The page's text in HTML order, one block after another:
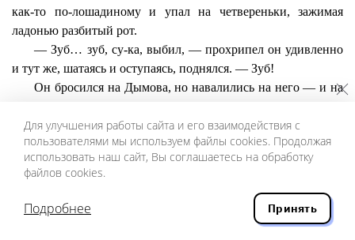
как-то по-лошадиному и упал на четвереньки, зажимая
ладонью разбитый рот.
— Зуб… зуб, су-ка, выбил, — прохрипел он удивленно
и тут же, шатаясь и оступаясь, поднялся. — Зуб!
Он бросился на Дымова, но навалились на него — и на
всех сторон руками, потянули вниз, заголосили, взывая к
здравомыслию.
Дымова тоже повалили, вжали в песок, кто-то надавил
коленом на плечо — и Дымов из-за колена видел, как Игнат
барахтается в нескольких метрах от него, извивается,
пытаясь сбросить с себя остальных, и кричит на весь пляж,
Для улучшения работы сайта и его взаимодействия с
пользователями мы используем файлы cookies. Продолжая
использовать наш сайт, Вы соглашаетесь на обработку
файлов cookies.
Подробнее Принять